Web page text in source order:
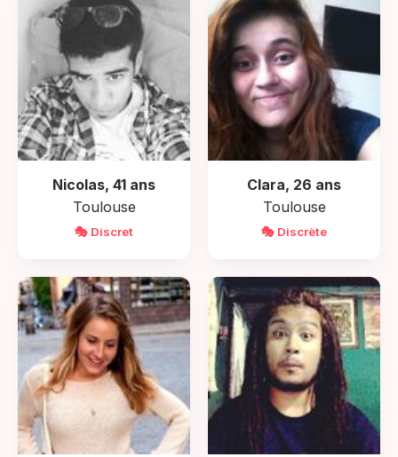
Nicolas, 41 ans
Toulouse
🎭 Discret
Clara, 26 ans
Toulouse
🎭 Discrète